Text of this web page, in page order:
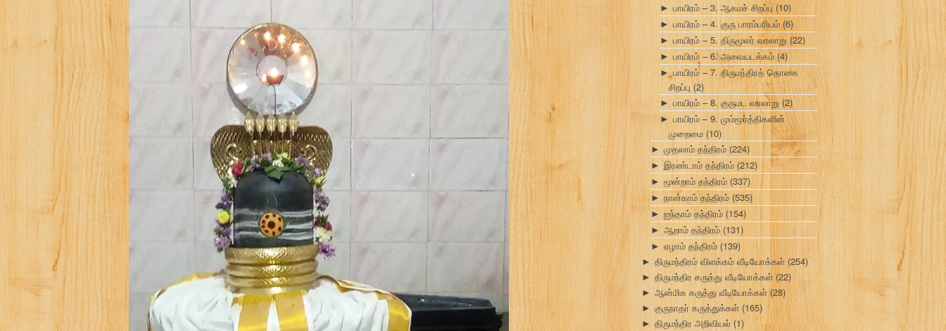
► பாயிரம் – 3. ஆகமச் சிறப்பு (10)
► பாயிரம் – 4. குரு பாரம்பரியம்(6)
► பாயிரம் – 5. திருமூலர் வரலாறு (22)
► பாயிரம் – 6. அவையடக்கம் (4)
► பாயிரம் – 7. திருமந்திரத் தொகை
சிறப்பு (2)
► பாயிரம் – 8. குருமட வரலாறு (2)
► பாயிரம் – 9. மும்மூர்த்திகளின்
முறைமை (10)
► முதலாம் தந்திரம் (224)
► இரண்டாம் தந்திரம் (212)
► மூன்றாம் தந்திரம் (337)
► நான்காம் தந்திரம் (535)
► ஐந்தாம் தந்திரம் (154)
► ஆறாம் தந்திரம் (131)
► ஏழாம் தந்திரம் (139)
► திருமந்திரம் விளக்கம் வீடியோக்கள் (254)
► திருமந்திர கருத்து வீடியோக்கள் (22)
► ஆன்மிக கருத்து வீடியோக்கள்(28)
► குருநாதர் கருத்துக்கள் (165)
► திருமந்திர அறிவியல் (1)